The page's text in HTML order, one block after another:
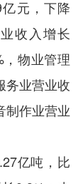
元，下降
收入增长
物业管理
务业营业收
制作业营业
亿吨，比